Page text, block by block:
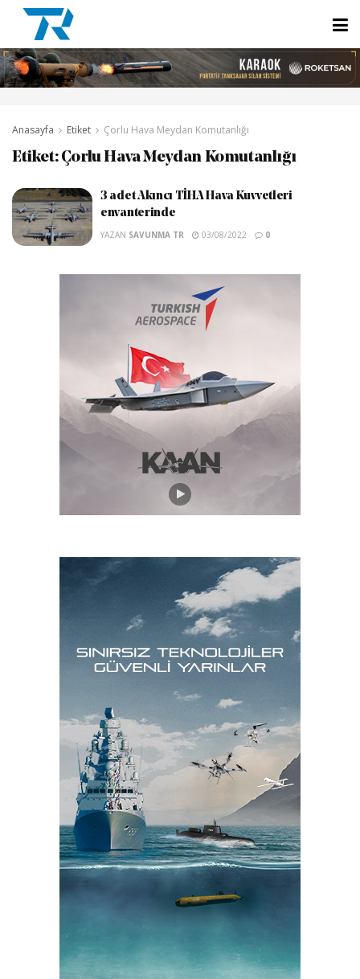
Anasayfa Etiket Çorlu Hava Meydan Komutanlığı
Etiket: Çorlu Hava Meydan Komutanlığı
3 adet Akıncı TİHA Hava Kuvvetleri
envanterinde
YAZAN SAVUNMA TR 03/08/2022 0